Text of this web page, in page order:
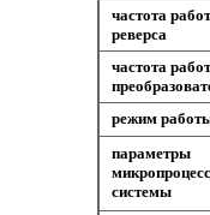
частота
реверса
частота
режим
параметры
системы